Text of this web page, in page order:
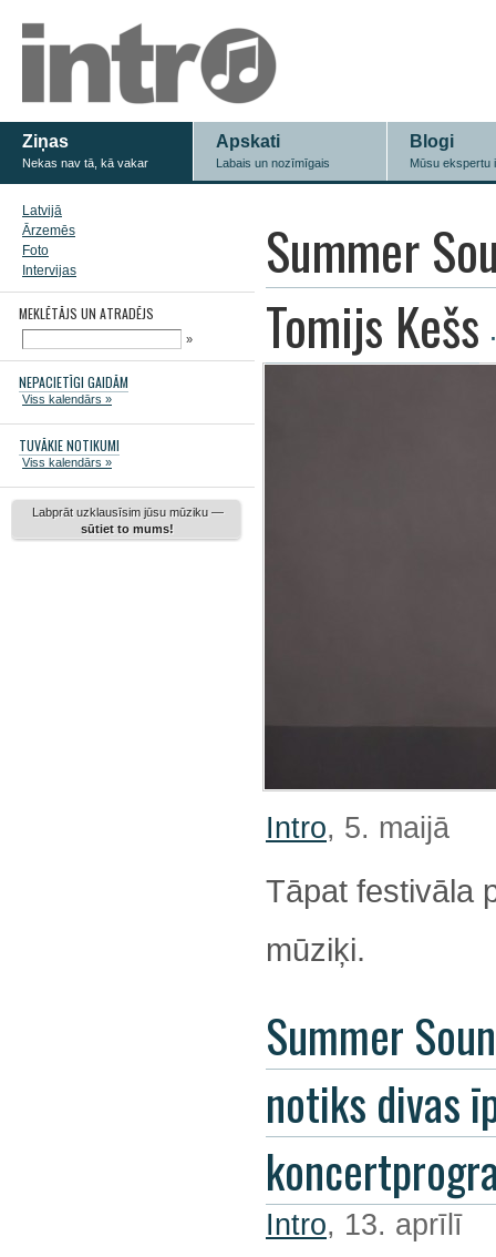
Ziņas
Nekas nav tā, kā vakar
Apskati
Labais un nozīmīgais
Blogi
Mūsu ekspertu
Latvijā
Ārzemēs
Foto
Intervijas
MEKLĒTĀJS UN ATRADĒJS
»
NEPACIETĪGI GAIDĀM
Viss kalendārs »
TUVĀKIE NOTIKUMI
Viss kalendārs »
Labprāt uzklausīsim jūsu mūziku —
sūtiet to mums!
Summer
Tomijs Kešs
Intro, 5. maijā
Tāpat festivāla
mūziķi.
Summer
notiks divas
Intro, 13. aprīlī